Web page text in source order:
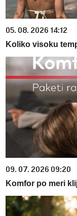
05. 08. 2026 14:12
Koliko visoku
09. 07. 2026 09:20
Komfor po meri